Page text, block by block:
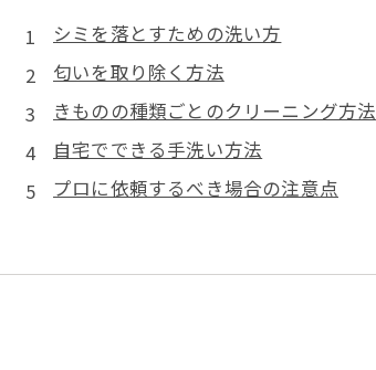
シミを落とすための洗い方
匂いを取り除く方法
きものの種類ごとのクリーニング方法
自宅でできる手洗い方法
プロに依頼するべき場合の注意点